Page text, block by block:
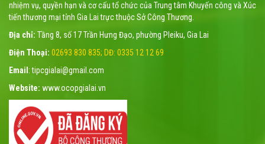
nhiệm vụ, quyền hạn và cơ cấu tổ chức của Trung tâm Khuyến công và Xúc
tiến thương mại tỉnh Gia Lai trực thuộc Sở Công Thương.
Địa chỉ: Tầng 8, số 17 Trần Hưng Đạo, phường Pleiku, Gia Lai
Điện Thoại: 02693 830 835; DĐ: 0335 12 12 69
Email : tipcgialai@gmail.com
Website: www.ocopgialai.vn